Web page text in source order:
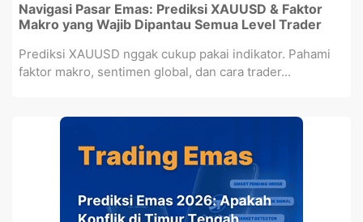
Navigasi Pasar Emas: Prediksi XAUUSD & Faktor
Makro yang Wajib Dipantau Semua Level Trader
Prediksi XAUUSD nggak cukup pakai indikator. Pahami
faktor makro, sentimen global, dan cara trader...